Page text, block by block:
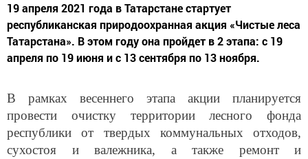
19 апреля 2021 года в Татарстане стартует
республиканская природоохранная акция «Чистые леса
Татарстана». В этом году она пройдет в 2 этапа: с 19
апреля по 19 июня и с 13 сентября по 13 ноября.
В рамках весеннего этапа акции планируется
провести очистку территории лесного фонда
республики от твердых коммунальных отходов,
сухостоя и валежника, а также ремонт и